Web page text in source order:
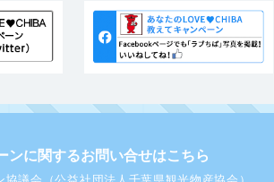
ンに関するお問い合せはこちら